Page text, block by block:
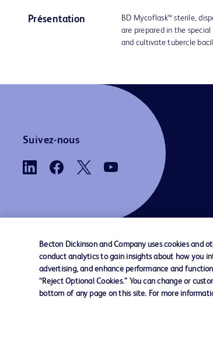
Présentation
BD Mycoflask™ sterile,
are prepared in the
and cultivate tubercle
Suivez-nous
Nous contacter Préférences en
Becton Dickinson and Company uses cookies and
conduct analytics to gain insights about how you
advertising, and enhance performance and
“Reject Optional Cookies.” You can change or
bottom of any page on this site. For more